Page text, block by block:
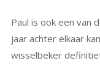
Paul is ook een van
jaar achter elkaar
wisselbeker